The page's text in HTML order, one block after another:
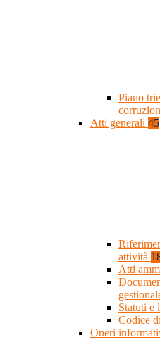
Piano
Atti generali 45
attività
Atti
Statuti e
Codice
Oneri